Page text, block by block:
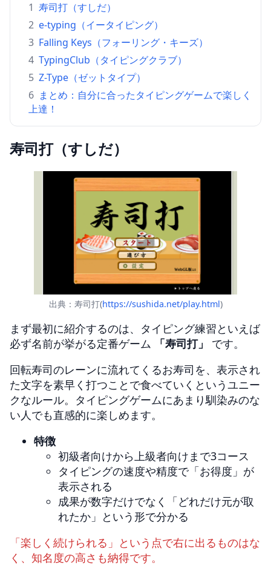
寿司打（すしだ）
e-typing（イータイピング）
Falling Keys（フォーリング・キーズ）
TypingClub（タイピングクラブ）
Z-Type（ゼットタイプ）
まとめ：自分に合ったタイピングゲームで楽しく
上達！
寿司打（すしだ）
出典：寿司打(https://sushida.net/play.html)
まず最初に紹介するのは、タイピング練習といえば
必ず名前が挙がる定番ゲーム
「寿司打」
です。
回転寿司のレーンに流れてくるお寿司を、表示され
た文字を素早く打つことで食べていくというユニー
クなルール。タイピングゲームにあまり馴染みのな
い人でも直感的に楽しめます。
特徴
初級者向けから上級者向けまで3コース
タイピングの速度や精度で「お得度」が
表示される
成果が数字だけでなく「どれだけ元が取
れたか」という形で分かる
「楽しく続けられる」という点で右に出るものはな
く、知名度の高さも納得です。